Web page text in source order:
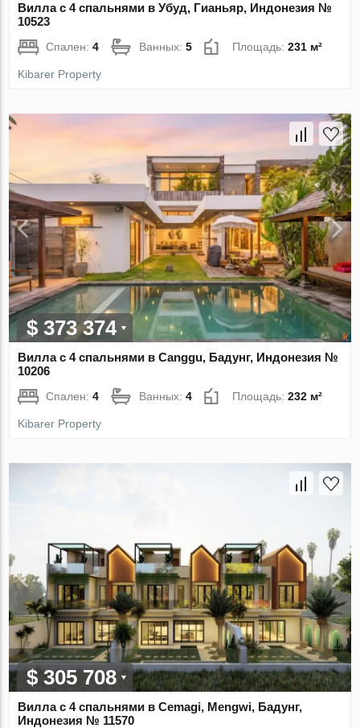
Вилла с 4 спальнями в Убуд, Гианьяр, Индонезия №
10523
Спален:4 Ванных:5 Площадь:231 м²
Kibarer Property
$ 373 374
Вилла с 4 спальнями в Canggu, Бадунг, Индонезия №
10206
Спален:4 Ванных:4 Площадь:232 м²
Kibarer Property
$ 305 708
Вилла с 4 спальнями в Cemagi, Mengwi, Бадунг,
Индонезия № 11570